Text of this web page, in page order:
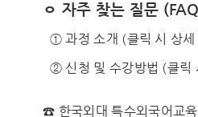
ㅇ 자주 찾는 질문
① 과정 소개 (클릭 시 상
② 신청 및 수강방법 (클릭
☎ 한국외대 특수외국어교